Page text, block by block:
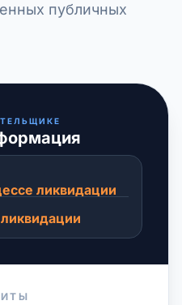
публичных
ликвидации